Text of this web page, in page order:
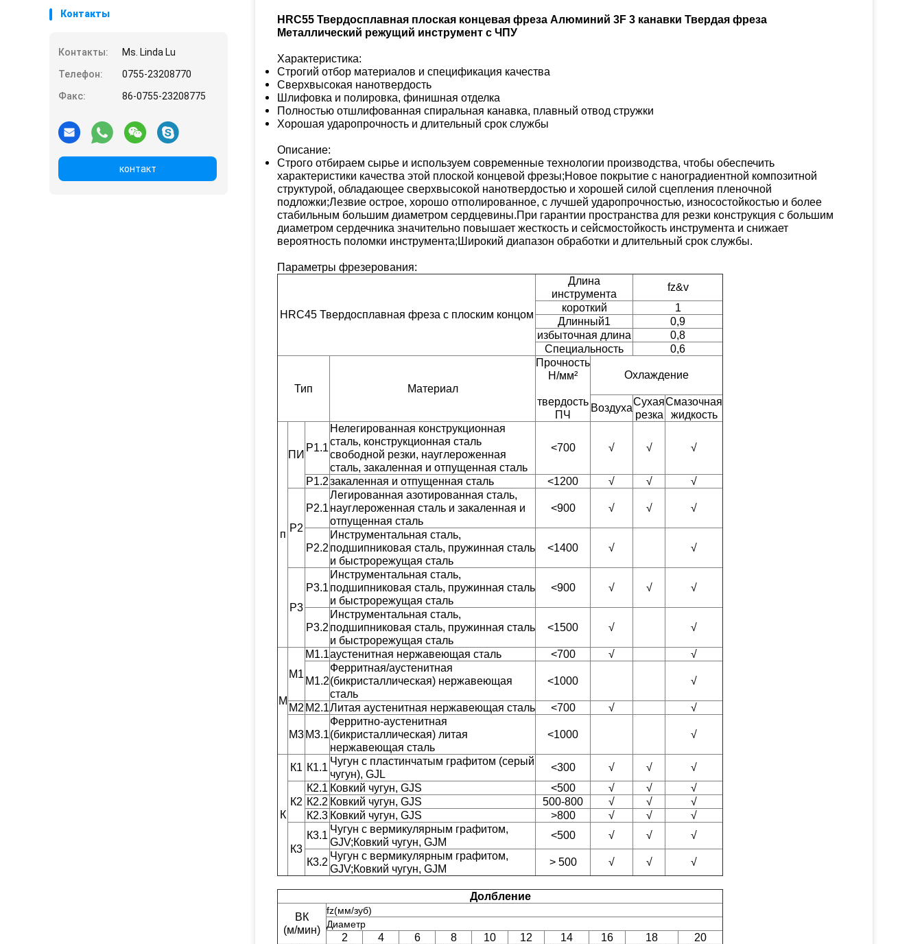
Контакты
Контакты:
Ms. Linda Lu
Телефон:
0755-23208770
Факс:
86-0755-23208775
контакт
HRC55 Твердосплавная плоская концевая фреза Алюминий 3F 3 канавки Твердая фреза
Металлический режущий инструмент с ЧПУ
Характеристика:
Строгий отбор материалов и спецификация качества
Сверхвысокая нанотвердость
Шлифовка и полировка, финишная отделка
Полностью отшлифованная спиральная канавка, плавный отвод стружки
Хорошая ударопрочность и длительный срок службы
Описание:
Строго отбираем сырье и используем современные технологии производства, чтобы обеспечить
характеристики качества этой плоской концевой фрезы;Новое покрытие с наноградиентной композитной
структурой, обладающее сверхвысокой нанотвердостью и хорошей силой сцепления пленочной
подложки;Лезвие острое, хорошо отполированное, с лучшей ударопрочностью, износостойкостью и более
стабильным большим диаметром сердцевины.При гарантии пространства для резки конструкция с большим
диаметром сердечника значительно повышает жесткость и сейсмостойкость инструмента и снижает
вероятность поломки инструмента;Широкий диапазон обработки и длительный срок службы.
Параметры фрезерования:
HRC45 Твердосплавная фреза с плоским концом
Длина
инструмента
fz&v
короткий
1
Длинный1
0,9
избыточная длина
0,8
Специальность
0,6
Тип Материал
Прочность
Н/мм²
твердость
ПЧ
Охлаждение
Воздуха
Сухая
резка
Смазочная
жидкость
п
ПИ
P1.1
Нелегированная конструкционная
сталь, конструкционная сталь
свободной резки, науглероженная
сталь, закаленная и отпущенная сталь
<700 √ √ √
P1.2закаленная и отпущенная сталь <1200 √ √ √
Р2
P2.1
Легированная азотированная сталь,
науглероженная сталь и закаленная и
отпущенная сталь
<900 √ √ √
P2.2
Инструментальная сталь,
подшипниковая сталь, пружинная сталь
и быстрорежущая сталь
<1400 √ √
Р3
P3.1
Инструментальная сталь,
подшипниковая сталь, пружинная сталь
и быстрорежущая сталь
<900 √ √ √
P3.2
Инструментальная сталь,
подшипниковая сталь, пружинная сталь
и быстрорежущая сталь
<1500 √ √
М
М1
М1.1аустенитная нержавеющая сталь <700 √ √
М1.2
Ферритная/аустенитная
(бикристаллическая) нержавеющая
сталь
<1000 √
М2 М2.1Литая аустенитная нержавеющая сталь <700 √ √
М3 М3.1
Ферритно-аустенитная
(бикристаллическая) литая
нержавеющая сталь
<1000 √
К
К1 К1.1
Чугун с пластинчатым графитом (серый
чугун), GJL
<300 √ √ √
К2
К2.1 Ковкий чугун, GJS <500 √ √
√
К2.2 Ковкий чугун, GJS 500-800 √ √
√
К2.3 Ковкий чугун, GJS >800 √ √ √
К3
К3.1
Чугун с вермикулярным графитом,
GJV;Ковкий чугун, GJM
<500 √ √ √
К3.2
Чугун с вермикулярным графитом,
GJV;Ковкий чугун, GJM
> 500 √ √ √
Долбление
ВК
(м/мин)
fz(мм/зуб)
Диаметр
2 4 6 8 10 12 14 16 18
20